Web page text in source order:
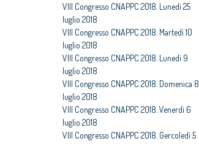
VIII Congresso CNAPPC 2018. Lunedì 25
luglio 2018
VIII Congresso CNAPPC 2018. Martedì 10
luglio 2018
VIII Congresso CNAPPC 2018. Lunedì 9
luglio 2018
VIII Congresso CNAPPC 2018. Domenica 8
luglio 2018
VIII Congresso CNAPPC 2018. Venerdì 6
luglio 2018
VIII Congresso CNAPPC 2018. Gercoledì 5